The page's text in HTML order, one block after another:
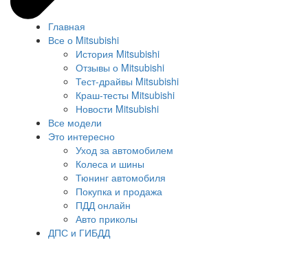
Главная
Все о Mitsubishi
История Mitsubishi
Отзывы о Mitsubishi
Тест-драйвы Mitsubishi
Краш-тесты Mitsubishi
Новости Mitsubishi
Все модели
Это интересно
Уход за автомобилем
Колеса и шины
Тюнинг автомобиля
Покупка и продажа
ПДД онлайн
Авто приколы
ДПС и ГИБДД